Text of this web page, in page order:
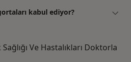
kabul ediyor?
Ve Hastalıkları Doktorla